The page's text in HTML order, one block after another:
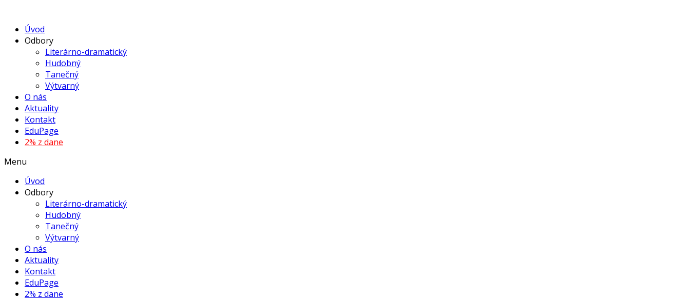
Úvod
Odbory
Literárno-dramatický
Hudobný
Tanečný
Výtvarný
O nás
Aktuality
Kontakt
EduPage
2% z dane
Menu
Úvod
Odbory
Literárno-dramatický
Hudobný
Tanečný
Výtvarný
O nás
Aktuality
Kontakt
EduPage
2% z dane